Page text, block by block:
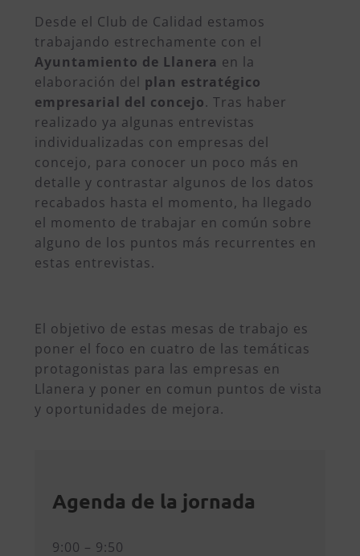
Desde el Club de Calidad estamos
trabajando estrechamente con el
Ayuntamiento de Llanera en la
elaboración del plan estratégico
empresarial del concejo. Tras haber
realizado ya algunas entrevistas
individualizadas con empresas del
concejo, para conocer un poco más en
detalle y contrastar algunos de los datos
recabados hasta el momento, ha llegado
el momento de trabajar en común sobre
alguno de los puntos más recurrentes en
estas entrevistas.
El objetivo de estas mesas de trabajo es
poner el foco en cuatro de las temáticas
protagonistas para las empresas en
Llanera y poner en comun puntos de vista
y oportunidades de mejora.
Agenda de la jornada
9:00 – 9:50